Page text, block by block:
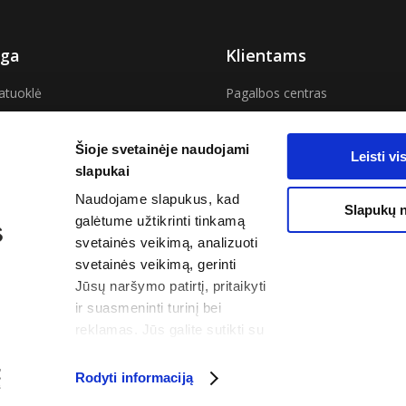
Šioje svetainėje naudojami
slapukai
Naudojame slapukus, kad
galėtume užtikrinti tinkamą
svetainės veikimą, analizuoti
svetainės veikimą, gerinti
Jūsų naršymo patirtį, pritaikyti
ir suasmeninti turinį bei
reklamas. Jūs galite sutikti su
savo pasirinkimus spausdami
Rodyti informaciją
Leisti
Slapukų
pasiūlymą!
Klientams
Pagalbos centras
Aktualios naujienos
El. pašto tikrinimas
Savitarnos svetainė